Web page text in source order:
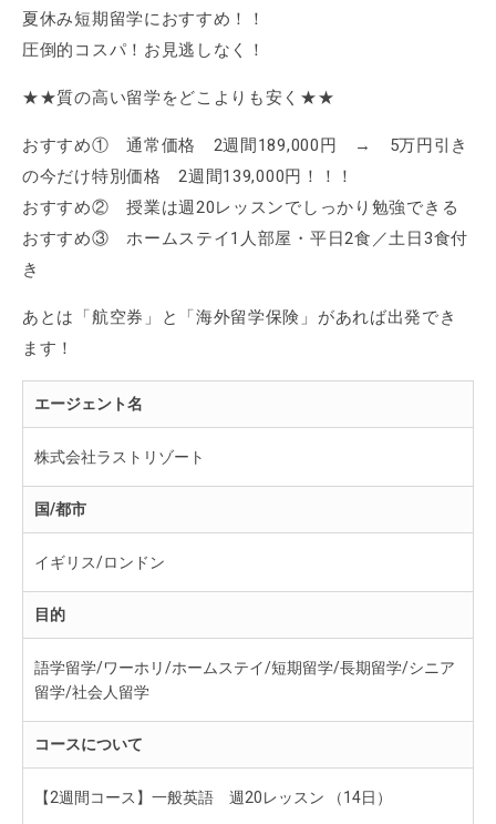
夏休み短期留学におすすめ！！
圧倒的コスパ！お見逃しなく！
★★質の高い留学をどこよりも安く★★
おすすめ① 通常価格 2週間189,000円 → 5万円引き
の今だけ特別価格 2週間139,000円！！！
おすすめ② 授業は週20レッスンでしっかり勉強できる
おすすめ③ ホームステイ1人部屋・平日2食／土日3食付
き
あとは「航空券」と「海外留学保険」があれば出発でき
ます！
エージェント名
株式会社ラストリゾート
国/都市
イギリス/ロンドン
目的
語学留学/ワーホリ/ホームステイ/短期留学/長期留学/シニア
留学/社会人留学
コースについて
【2週間コース】一般英語 週20レッスン （14日）